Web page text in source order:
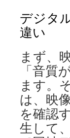
デジタ
違い
まず、
「音質
ます。
は、映
を確認
生して